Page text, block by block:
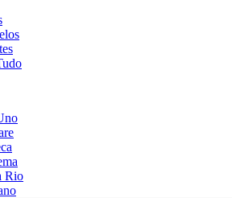
Rio